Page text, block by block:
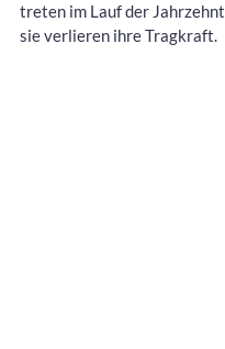
treten im Lauf der
sie verlieren ihre Tragkraft.